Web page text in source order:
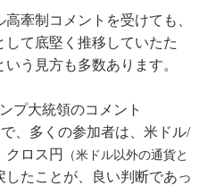
牽制コメントを受けても、
て底堅く推移していたた
う見方も多数あります。
プ大統領のコメント
、多くの参加者は、米ドル/
クロス円
（米ドル以外の通貨と
したことが、良い判断であっ